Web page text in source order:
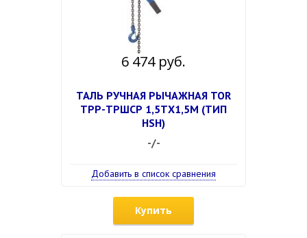
6 474 руб.
ТАЛЬ РУЧНАЯ РЫЧАЖНАЯ TOR
ТРР-ТРШСР 1,5ТХ1,5М (ТИП
HSH)
-/-
Добавить в список сравнения
Купить